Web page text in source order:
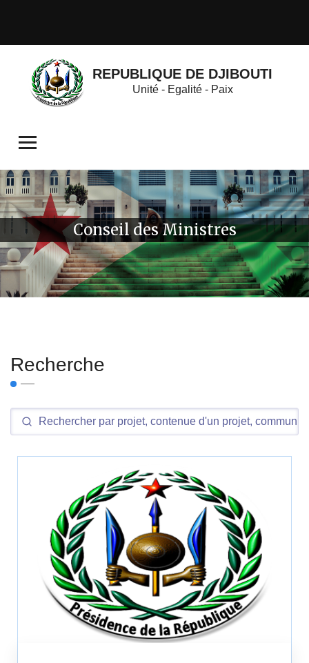
REPUBLIQUE DE DJIBOUTI
Unité - Egalité - Paix
Conseil des Ministres
Recherche